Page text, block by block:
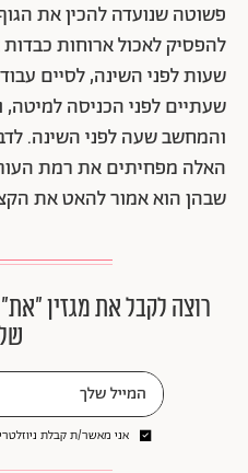
פשוטה שנועדה להכין את
להפסיק לאכול ארוחות
שעות לפני השינה, לסיים
שעתיים לפני הכניסה
והמחשב שעה לפני השינה.
האלה מפחיתים את רמת
שבהן הוא אמור להאט את
רוצה לקבל את מגזין
אני מאשר/ת קבלת